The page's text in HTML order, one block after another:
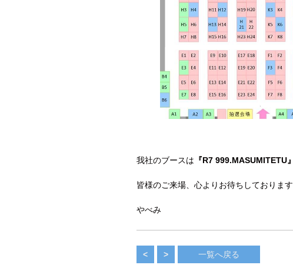
我社のブースは 『R7 999.MASUMITETU』
皆様のご来場、心よりお待ちしております
やべみ
< > 一覧へ戻る